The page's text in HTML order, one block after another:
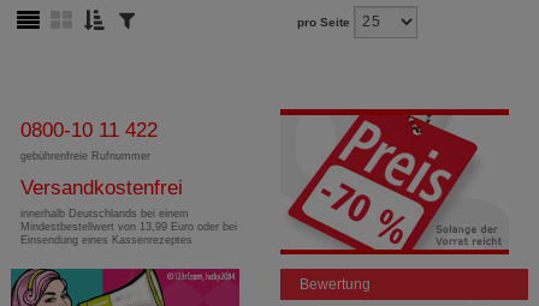
pro Seite
0800-10 11 422
gebührenfreie Rufnummer
Versandkostenfrei
innerhalb Deutschlands bei einem
Mindestbestellwert von 13,99 Euro oder bei
Einsendung eines Kassenrezeptes
Bewertung